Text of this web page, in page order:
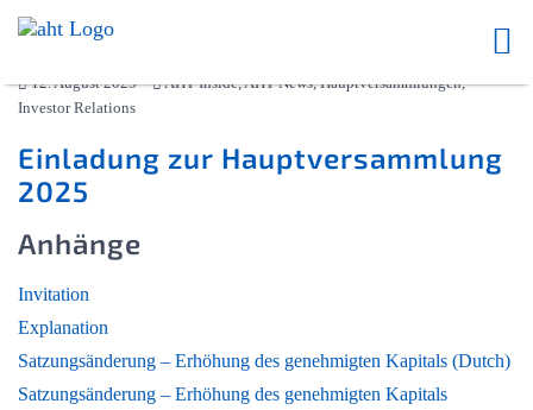
12. August 2025
AHT Inside, AHT News, Hauptversammlungen,
Investor Relations
Einladung zur Hauptversammlung
2025
Anhänge
Invitation
Explanation
Satzungsänderung – Erhöhung des genehmigten Kapitals (Dutch)
Satzungsänderung – Erhöhung des genehmigten Kapitals